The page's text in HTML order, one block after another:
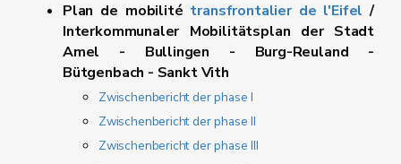
Plan de mobilité transfrontalier de l'Eifel/
Interkommunaler Mobilitätsplan der Stadt
Amel - Bullingen - Burg-Reuland -
Bütgenbach - Sankt Vith
Zwischenbericht der phase I
Zwischenbericht der phase II
Zwischenbericht der phase III